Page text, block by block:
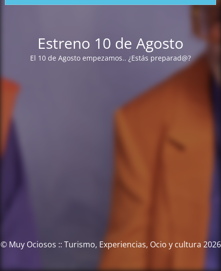
Estreno 10 de Agosto
El 10 de Agosto empezamos.. ¿Estás preparad@?
© Muy Ociosos :: Turismo, Experiencias, Ocio y cultura 2026